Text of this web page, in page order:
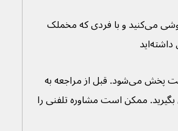
احساس ناخوشی می‌کنید و با فردی که مخملک
مخملک خیلی راحت پخش می‌شود. قبل از مراجعه به
ممکن است مشاوره تلفنی را